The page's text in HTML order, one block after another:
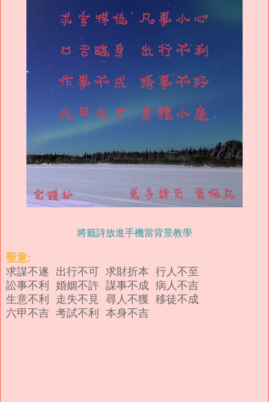
將籤詩放進手機當背景教學
聖意:
求謀不遂 出行不可 求財折本 行人不至
訟事不利 婚姻不許 謀事不成 病人不吉
生意不利 走失不見 尋人不獲 移徒不成
六甲不吉 考試不利 本身不吉